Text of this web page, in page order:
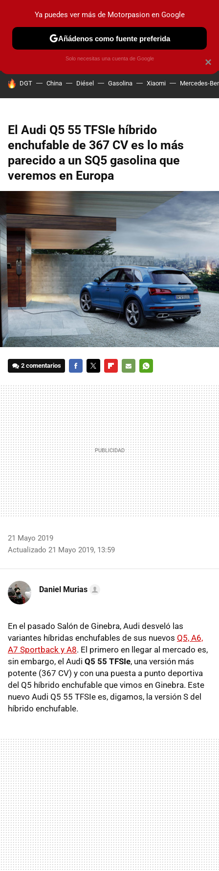
PRUEBAS COCHES ELÉCTRICOS OBSERVATORIO
HOY SE HABLA DE
DGT China Diésel Gasolina Xiaomi Mercedes-
El Audi Q5 55 TFSIe híbrido
enchufable de 367 CV es lo más
parecido a un SQ5 gasolina que
veremos en Europa
2 comentarios
MAIL
21 Mayo 2019
Actualizado 21 Mayo 2019, 13:59
Daniel Murias
En el pasado Salón de Ginebra, Audi desveló las
variantes híbridas enchufables de sus nuevos Q5, A6,
A7 Sportback y A8. El primero en llegar al mercado es,
sin embargo, el Audi Q5 55 TFSIe, una versión más
potente (367 CV) y con una puesta a punto deportiva
del Q5 híbrido enchufable que vimos en Ginebra. Este
nuevo Audi Q5 55 TFSIe es, digamos, la versión S del
híbrido enchufable.
×
Ya puedes ver más de Motorpasion en Google
Añádenos como fuente preferida
Solo necesitas una cuenta de Google